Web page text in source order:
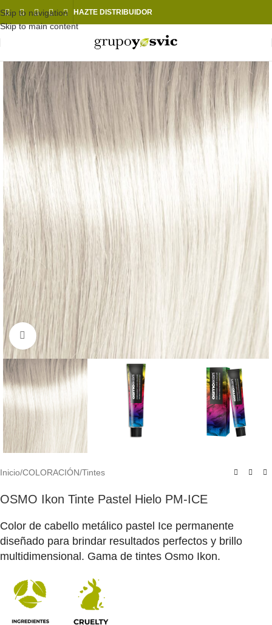
Skip to navigation
Skip to main content
HAZTE DISTRIBUIDOR
Click to enlarge
Inicio/COLORACIÓN/Tintes
OSMO Ikon Tinte Pastel Hielo PM-ICE
Color de cabello metálico pastel Ice permanente
diseñado para brindar resultados perfectos y brillo
multidimensional. Gama de tintes Osmo Ikon.